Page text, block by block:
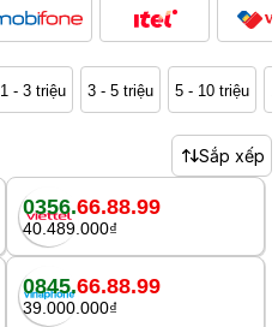
1 - 3 triệu 3 - 5 triệu 5 - 10 triệu
Sắp xếp
0356.66.88.99
40.489.000₫
0845.66.88.99
39.000.000₫